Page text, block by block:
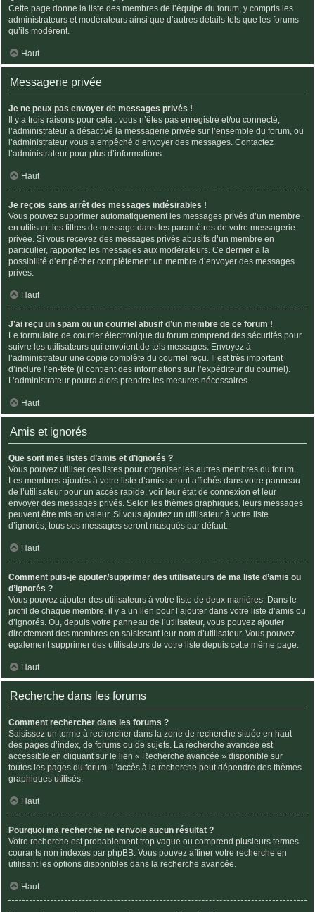
Cette page donne la liste des membres de l’équipe du forum, y compris les
administrateurs et modérateurs ainsi que d’autres détails tels que les forums
qu’ils modèrent.
Haut
Messagerie privée
Je ne peux pas envoyer de messages privés !
Il y a trois raisons pour cela : vous n’êtes pas enregistré et/ou connecté,
l’administrateur a désactivé la messagerie privée sur l’ensemble du forum, ou
l’administrateur vous a empêché d’envoyer des messages. Contactez
l’administrateur pour plus d’informations.
Haut
Je reçois sans arrêt des messages indésirables !
Vous pouvez supprimer automatiquement les messages privés d’un membre
en utilisant les filtres de message dans les paramètres de votre messagerie
privée. Si vous recevez des messages privés abusifs d’un membre en
particulier, rapportez les messages aux modérateurs. Ce dernier a la
possibilité d’empêcher complètement un membre d’envoyer des messages
privés.
Haut
J’ai reçu un spam ou un courriel abusif d’un membre de ce forum !
Le formulaire de courrier électronique du forum comprend des sécurités pour
suivre les utilisateurs qui envoient de tels messages. Envoyez à
l’administrateur une copie complète du courriel reçu. Il est très important
d’inclure l’en-tête (il contient des informations sur l’expéditeur du courriel).
L’administrateur pourra alors prendre les mesures nécessaires.
Haut
Amis et ignorés
Que sont mes listes d’amis et d’ignorés ?
Vous pouvez utiliser ces listes pour organiser les autres membres du forum.
Les membres ajoutés à votre liste d’amis seront affichés dans votre panneau
de l’utilisateur pour un accès rapide, voir leur état de connexion et leur
envoyer des messages privés. Selon les thèmes graphiques, leurs messages
peuvent être mis en valeur. Si vous ajoutez un utilisateur à votre liste
d’ignorés, tous ses messages seront masqués par défaut.
Haut
Comment puis-je ajouter/supprimer des utilisateurs de ma liste d’amis ou
d’ignorés ?
Vous pouvez ajouter des utilisateurs à votre liste de deux manières. Dans le
profil de chaque membre, il y a un lien pour l’ajouter dans votre liste d’amis ou
d’ignorés. Ou, depuis votre panneau de l’utilisateur, vous pouvez ajouter
directement des membres en saisissant leur nom d’utilisateur. Vous pouvez
également supprimer des utilisateurs de votre liste depuis cette même page.
Haut
Recherche dans les forums
Comment rechercher dans les forums ?
Saisissez un terme à rechercher dans la zone de recherche située en haut
des pages d’index, de forums ou de sujets. La recherche avancée est
accessible en cliquant sur le lien « Recherche avancée » disponible sur
toutes les pages du forum. L’accès à la recherche peut dépendre des thèmes
graphiques utilisés.
Haut
Pourquoi ma recherche ne renvoie aucun résultat ?
Votre recherche est probablement trop vague ou comprend plusieurs termes
courants non indexés par phpBB. Vous pouvez affiner votre recherche en
utilisant les options disponibles dans la recherche avancée.
Haut